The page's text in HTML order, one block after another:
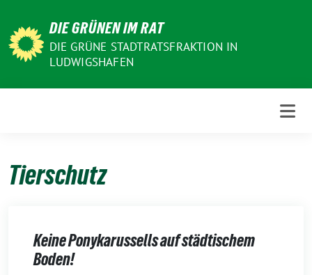
zum
Inhalt
DIE GRÜNEN IM RAT
DIE GRÜNE STADTRATSFRAKTION IN
LUDWIGSHAFEN
Tierschutz
Keine Ponykarussells auf städtischem
Boden!